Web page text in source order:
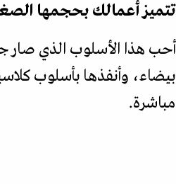
تتميز أعمالك بحجمها
أحب هذا الأسلوب الذي صار
بيضاء، وأنفذها بأسلوب
مباشرة.